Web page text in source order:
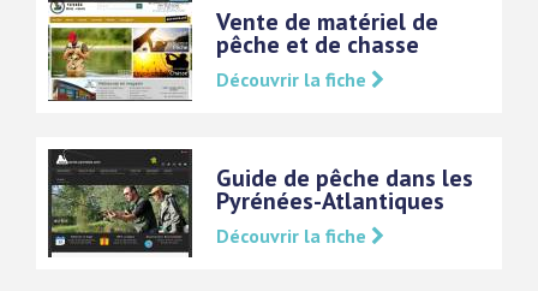
Vente de matériel de
pêche et de chasse
Découvrir la fiche
Guide de pêche dans les
Pyrénées-Atlantiques
Découvrir la fiche